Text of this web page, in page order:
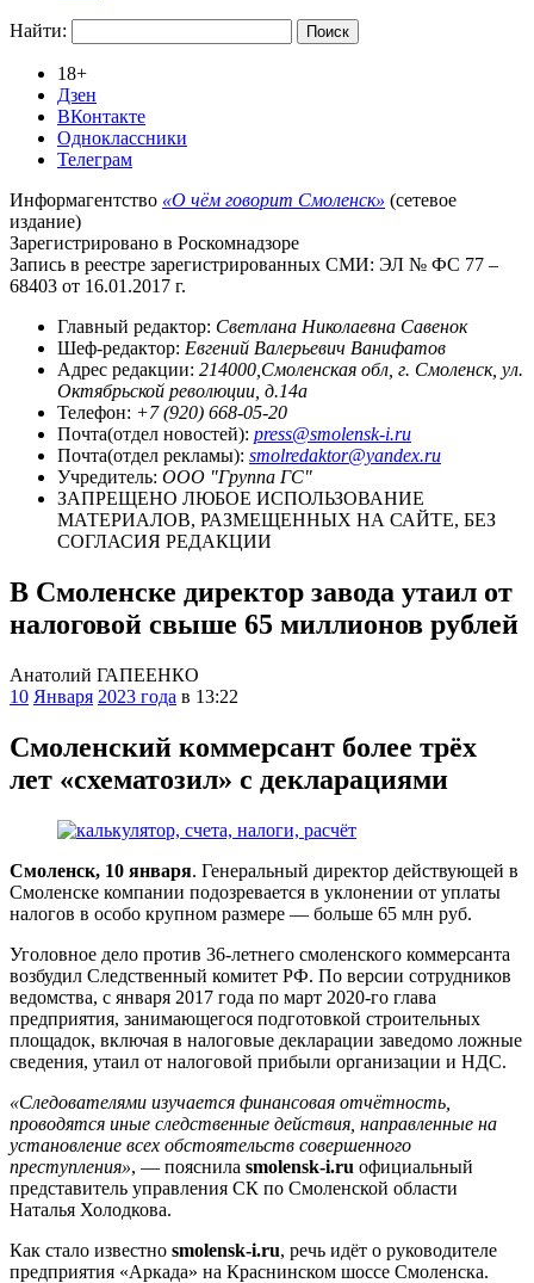
Найти:
18+
Дзен
ВКонтакте
Одноклассники
Телеграм
Информагентство «О чём говорит Смоленск» (сетевое
издание)
Зарегистрировано в Роскомнадзоре
Запись в реестре зарегистрированных СМИ: ЭЛ № ФС 77 –
68403 от 16.01.2017 г.
Главный редактор: Светлана Николаевна Савенок
Шеф-редактор: Евгений Валерьевич Ванифатов
Адрес редакции: 214000,Смоленская обл, г. Смоленск, ул.
Октябрьской революции, д.14а
Телефон: +7 (920) 668-05-20
Почта(отдел новостей): press@smolensk-i.ru
Почта(отдел рекламы): smolredaktor@yandex.ru
Учредитель: ООО "Группа ГС"
ЗАПРЕЩЕНО ЛЮБОЕ ИСПОЛЬЗОВАНИЕ
МАТЕРИАЛОВ, РАЗМЕЩЕННЫХ НА САЙТЕ, БЕЗ
СОГЛАСИЯ РЕДАКЦИИ
В Смоленске директор завода утаил от
налоговой свыше 65 миллионов рублей
Анатолий ГАПЕЕНКО
10 Января 2023 года в 13:22
Смоленский коммерсант более трёх
лет «схематозил» с декларациями
Смоленск, 10 января. Генеральный директор действующей в
Смоленске компании подозревается в уклонении от уплаты
налогов в особо крупном размере — больше 65 млн руб.
Уголовное дело против 36-летнего смоленского коммерсанта
возбудил Следственный комитет РФ. По версии сотрудников
ведомства, с января 2017 года по март 2020-го глава
предприятия, занимающегося подготовкой строительных
площадок, включая в налоговые декларации заведомо ложные
сведения, утаил от налоговой прибыли организации и НДС.
«Следователями изучается финансовая отчётность,
проводятся иные следственные действия, направленные на
установление всех обстоятельств совершенного
преступления», — пояснила smolensk-i.ru официальный
представитель управления СК по Смоленской области
Наталья Холодкова.
Как стало известно smolensk-i.ru, речь идёт о руководителе
предприятия «Аркада» на Краснинском шоссе Смоленска.